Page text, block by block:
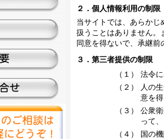
２．個人情報利用の制限
当サイトでは、あらか
扱うことはありません。
同意を得ないで、承継
３．第三者提供の制限
（１）
法令
（２）
人の
意を
（３）
公衆
って
（４）
国の